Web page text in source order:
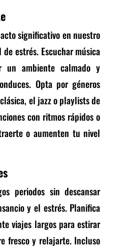
significativo en nuestro
estrés. Escuchar música
un ambiente calmado y
Opta por géneros
el jazz o playlists de
con ritmos rápidos o
o aumenten tu nivel
periodos sin descansar
y el estrés. Planifica
viajes largos para estirar
fresco y relajarte. Incluso